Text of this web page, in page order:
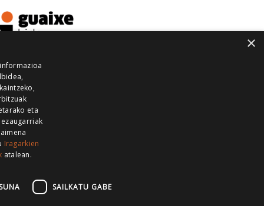
GUKA
GUKA ZUMAIA GUKA
×
eta
Iragarkien
atalean.
SAILKATU GABE